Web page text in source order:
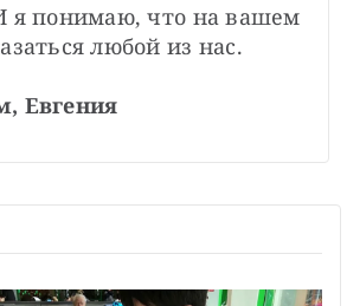
я понимаю, что на вашем
любой из нас.
Евгения